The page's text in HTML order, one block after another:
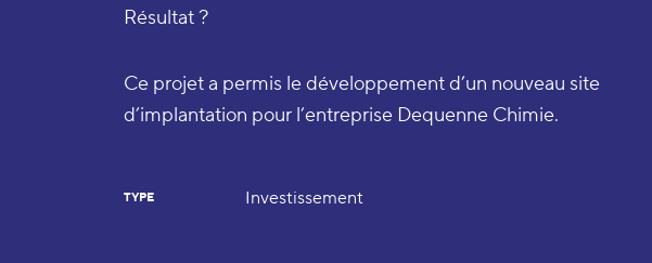
Résultat ?
Ce projet a permis le développement d’un nouveau site
d’implantation pour l’entreprise Dequenne Chimie.
TYPE Investissement